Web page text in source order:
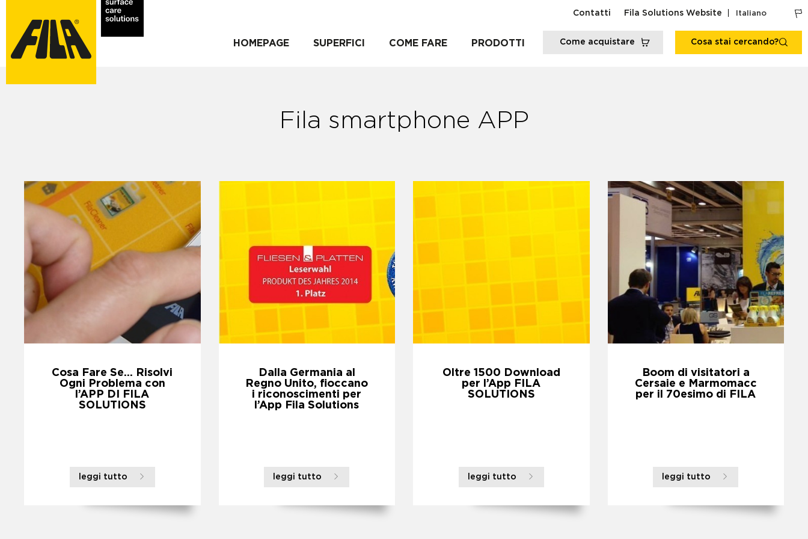
Contatti Fila Solutions Website Italiano
HOMEPAGE SUPERFICI COME FARE PRODOTTI Come acquistare Cosa stai cercando?
Fila smartphone APP
Cosa Fare Se… Risolvi
Ogni Problema con
l’APP DI FILA
SOLUTIONS
leggi tutto
Dalla Germania al
Regno Unito, fioccano
i riconoscimenti per
l’App Fila Solutions
leggi tutto
Oltre 1500 Download
per l’App FILA
SOLUTIONS
leggi tutto
Boom di visitatori a
Cersaie e Marmomacc
per il 70esimo di FILA
leggi tutto